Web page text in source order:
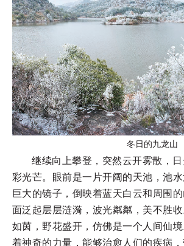
冬日的九龙山
继续向上攀登，突然云开雾散，
彩光芒。眼前是一片开阔的天池，池
巨大的镜子，倒映着蓝天白云和周围
面泛起层层涟漪，波光粼粼，美不胜
如茵，野花盛开，仿佛是一个人间仙
着神奇的力量，能够治愈人们的疾病